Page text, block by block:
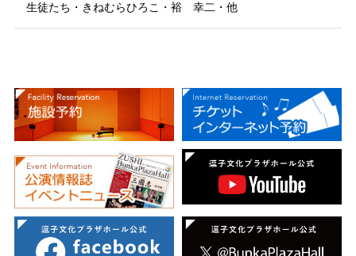
生徒たち・きねむらひろこ・裕 幸二・他